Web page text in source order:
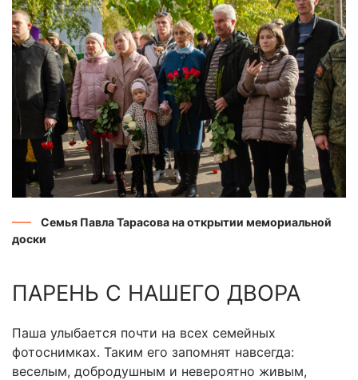
Семья Павла Тарасова на открытии мемориальной
доски
ПАРЕНЬ С НАШЕГО ДВОРА
Паша улыбается почти на всех семейных
фотоснимках. Таким его запомнят навсегда:
веселым, добродушным и невероятно живым,